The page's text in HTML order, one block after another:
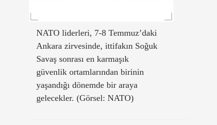
NATO liderleri, 7-8 Temmuz’daki
Ankara zirvesinde, ittifakın Soğuk
Savaş sonrası en karmaşık
güvenlik ortamlarından birinin
yaşandığı dönemde bir araya
gelecekler. (Görsel: NATO)